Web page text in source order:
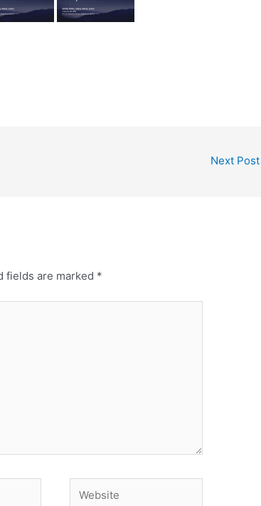
Next Post
fields are marked *